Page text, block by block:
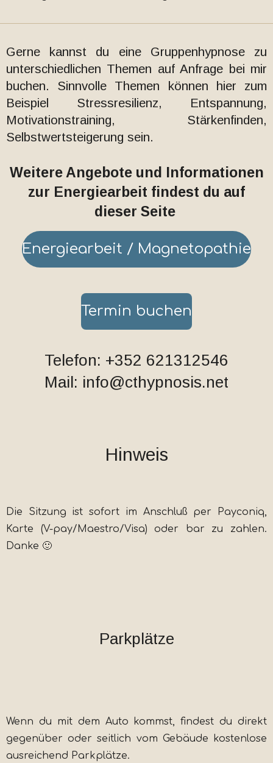
Gerne kannst du eine Gruppenhypnose zu
unterschiedlichen Themen auf Anfrage bei mir
buchen. Sinnvolle Themen können hier zum
Beispiel Stressresilienz, Entspannung,
Motivationstraining, Stärkenfinden,
Selbstwertsteigerung sein.
Weitere Angebote und Informationen
zur Energiearbeit findest du auf
dieser Seite
Energiearbeit / Magnetopathie
Termin buchen
Telefon: +352 621312546
Mail: info@cthypnosis.net
Hinweis
Die Sitzung ist sofort im Anschluß per Payconiq,
Karte (V-pay/Maestro/Visa) oder bar zu zahlen.
Danke 🙂
Parkplätze
Wenn du mit dem Auto kommst, findest du direkt
gegenüber oder seitlich vom Gebäude kostenlose
ausreichend Parkplätze.